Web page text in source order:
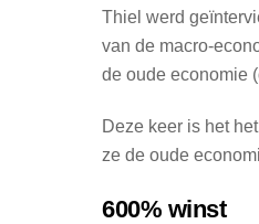
Thiel werd
van de macro-
de oude economie
Deze keer is het
ze de oude
600% winst